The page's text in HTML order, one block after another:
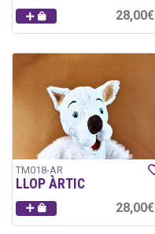
28,00€
TM018-AR
LLOP ÀRTIC
28,00€